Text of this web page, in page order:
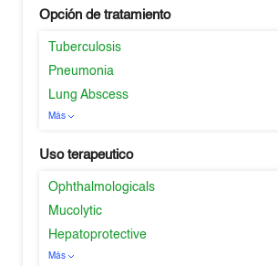
Opción de tratamiento
Tuberculosis
Pneumonia
Lung Abscess
Más
Uso terapeutico
Ophthalmologicals
Mucolytic
Hepatoprotective
Más